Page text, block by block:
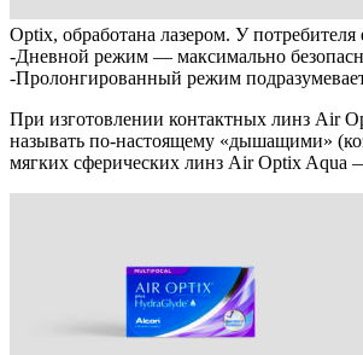
Optix, обработана лазером. У
-Дневной режим — максимально
-Пролонгированный режим
При изготовлении контактных линз Air
называть по-настоящему «дышащими»
мягких сферических линз Air Optix Aqua